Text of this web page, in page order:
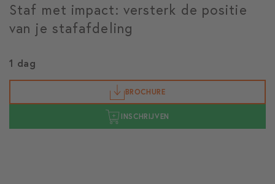
Staf met impact: versterk de positie
van je stafafdeling
1 dag
BROCHURE
INSCHRIJVEN